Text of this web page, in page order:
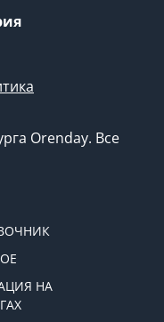
Orenday. Все
НА